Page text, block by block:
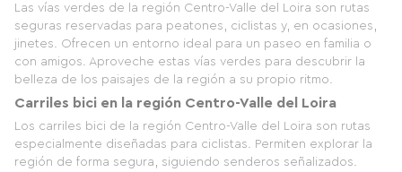
Las vías verdes de la región Centro-Valle del Loira son rutas
seguras reservadas para peatones, ciclistas y, en ocasiones,
jinetes. Ofrecen un entorno ideal para un paseo en familia o
con amigos. Aproveche estas vías verdes para descubrir la
belleza de los paisajes de la región a su propio ritmo.
Carriles bici en la región Centro-Valle del Loira
Los carriles bici de la región Centro-Valle del Loira son rutas
especialmente diseñadas para ciclistas. Permiten explorar la
región de forma segura, siguiendo senderos señalizados.